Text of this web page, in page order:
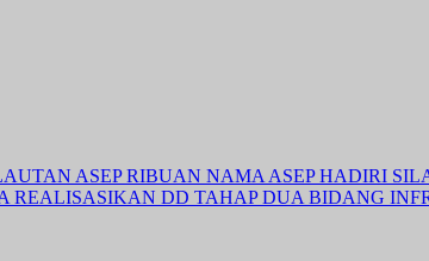
ASEP RIBUAN NAMA ASEP HADIRI
REALISASIKAN DD TAHAP DUA BIDANG